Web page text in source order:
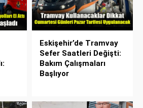
Eskişehir’de Tramvay
Sefer Saatleri Değişti:
Bakım Çalışmaları
Başlıyor